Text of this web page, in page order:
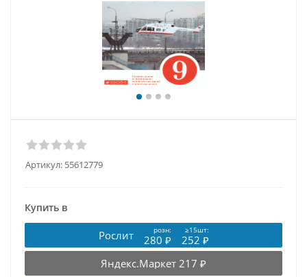
Артикул: 55612779
Купить в
Рослит розн: ≥15шт:
280 ₽
252 ₽
Яндекс.Маркет 217 ₽